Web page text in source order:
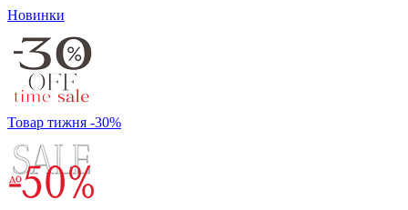
Новинки
Товар тижня -30%